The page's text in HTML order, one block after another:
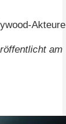
Akteure
am